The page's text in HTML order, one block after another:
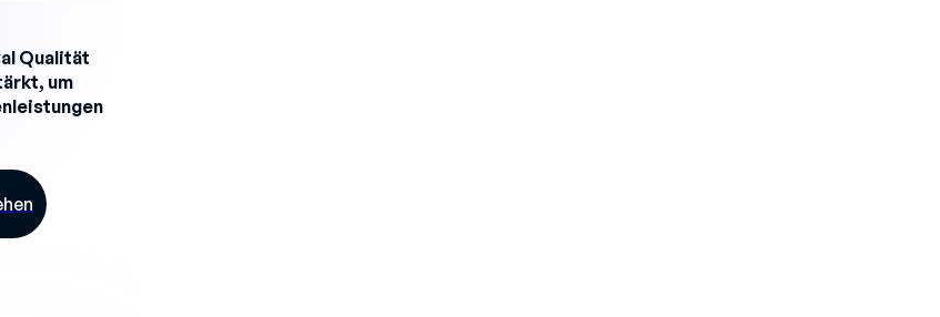
Qualität
um